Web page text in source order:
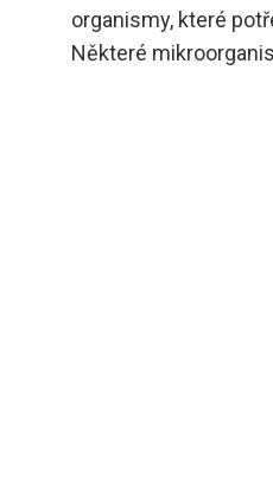
organismy, které
Některé